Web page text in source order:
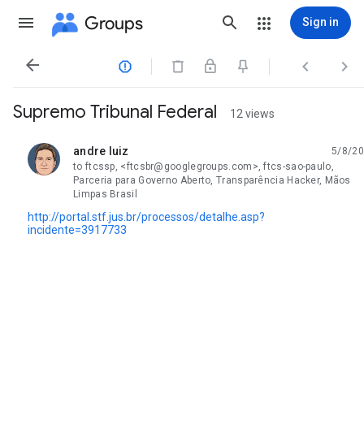
Groups Sign in
   
Supremo Tribunal Federal 12 views
andre luiz
unread,
5/8/20
to ftcssp, <ftcsbr@googlegroups.com>, ftcs-sao-paulo,
Parceria para Governo Aberto, Transparência Hacker, Mãos
Limpas Brasil
http://portal.stf.jus.br/processos/detalhe.asp?
incidente=3917733